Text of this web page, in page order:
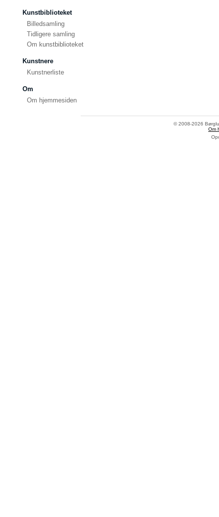
Kunstbiblioteket
Billedsamling
Tidligere samling
Om kunstbiblioteket
Kunstnere
Kunstnerliste
Om
Om hjemmesiden
© 2008-2026
Om